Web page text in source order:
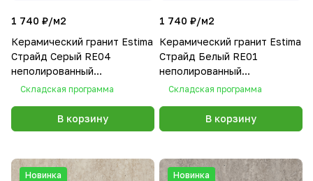
1 740 ₽/м2
Керамический гранит Estima
Страйд Серый RE04
неполированный
30,6x60,9x8
Складская программа
В корзину
1 740 ₽/м2
Керамический гранит Estima
Страйд Белый RE01
неполированный
30,6x60,9x8
Складская программа
В корзину
Новинка Новинка